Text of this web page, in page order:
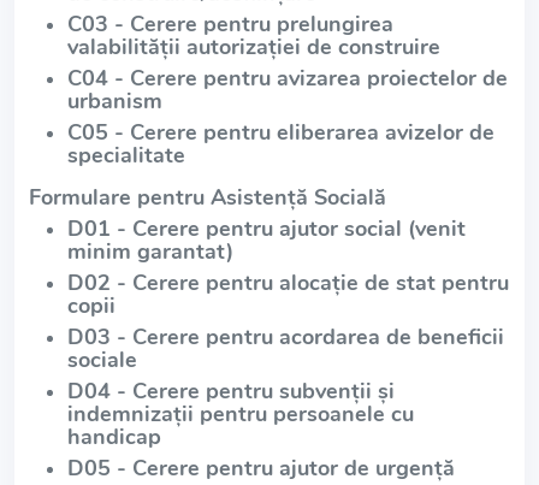
C03 - Cerere pentru prelungirea
valabilității autorizației de construire
C04 - Cerere pentru avizarea proiectelor de
urbanism
C05 - Cerere pentru eliberarea avizelor de
specialitate
Formulare pentru Asistență Socială
D01 - Cerere pentru ajutor social (venit
minim garantat)
D02 - Cerere pentru alocație de stat pentru
copii
D03 - Cerere pentru acordarea de beneficii
sociale
D04 - Cerere pentru subvenții și
indemnizații pentru persoanele cu
handicap
D05 - Cerere pentru ajutor de urgență